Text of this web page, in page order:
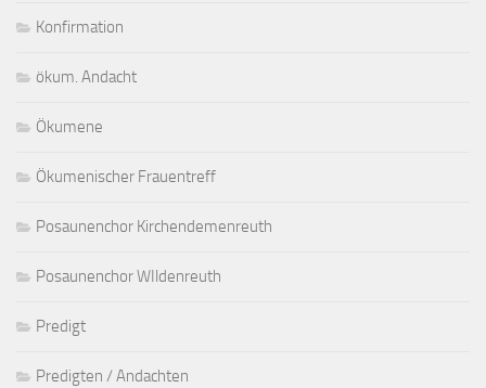
Konfirmation
ökum. Andacht
Ökumene
Ökumenischer Frauentreff
Posaunenchor Kirchendemenreuth
Posaunenchor WIldenreuth
Predigt
Predigten / Andachten